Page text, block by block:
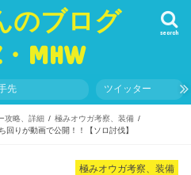
のブログ
MHW
search
先 ツイッター
攻略、詳細
極みオウガ考察、装備
回りが動画で公開！！【ソロ討伐】
極みオウガ考察、装備